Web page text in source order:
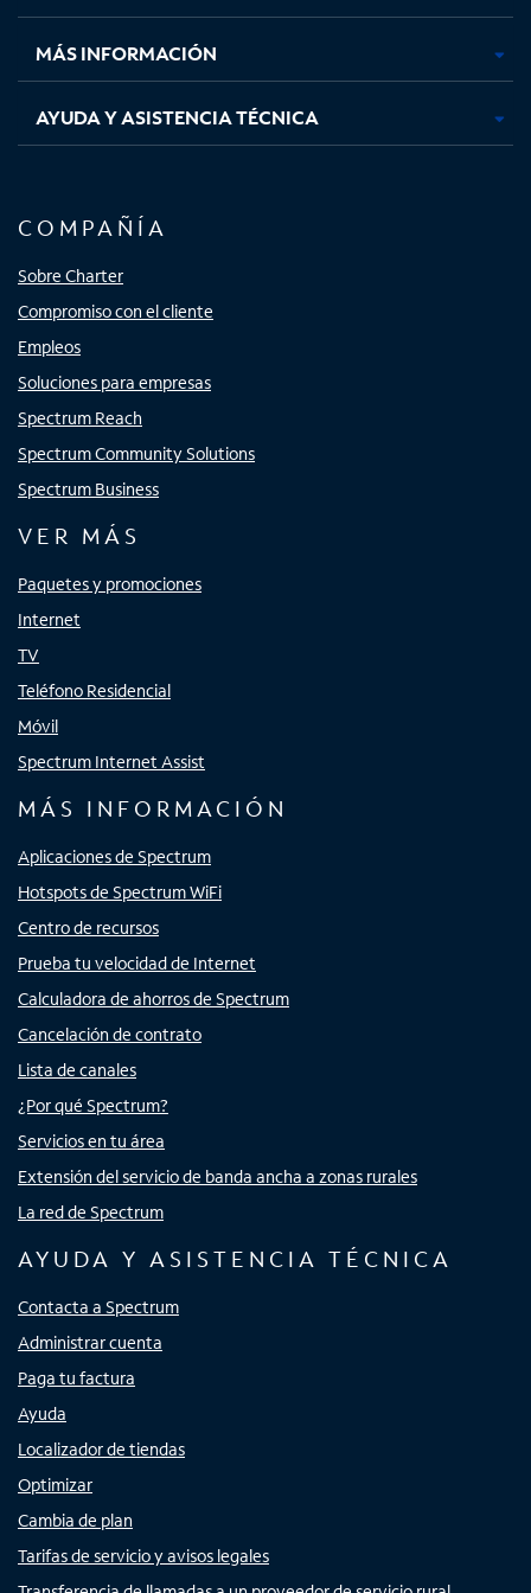
nuevanuevanuevanueva
MÁS INFORMACIÓN
AYUDA Y ASISTENCIA TÉCNICA
COMPAÑÍA
Sobre Charter
Compromiso con el cliente
Empleos
Soluciones para empresas
Spectrum Reach
Spectrum Community Solutions
Spectrum Business
VER MÁS
Paquetes y promociones
Internet
TV
Teléfono Residencial
Móvil
Spectrum Internet Assist
MÁS INFORMACIÓN
Aplicaciones de Spectrum
Hotspots de Spectrum WiFi
Centro de recursos
Prueba tu velocidad de Internet
Calculadora de ahorros de Spectrum
Cancelación de contrato
Lista de canales
¿Por qué Spectrum?
Servicios en tu área
Extensión del servicio de banda ancha a zonas rurales
La red de Spectrum
AYUDA Y ASISTENCIA TÉCNICA
Contacta a Spectrum
Administrar cuenta
Paga tu factura
Ayuda
Localizador de tiendas
Optimizar
Cambia de plan
Tarifas de servicio y avisos legales